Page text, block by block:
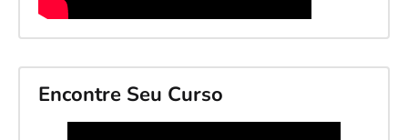
Encontre Seu Curso